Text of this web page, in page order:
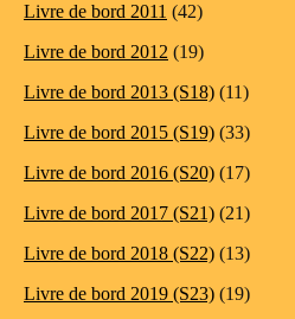
Livre de bord 2011 (42)
Livre de bord 2012 (19)
Livre de bord 2013 (S18) (11)
Livre de bord 2015 (S19) (33)
Livre de bord 2016 (S20) (17)
Livre de bord 2017 (S21) (21)
Livre de bord 2018 (S22) (13)
Livre de bord 2019 (S23) (19)